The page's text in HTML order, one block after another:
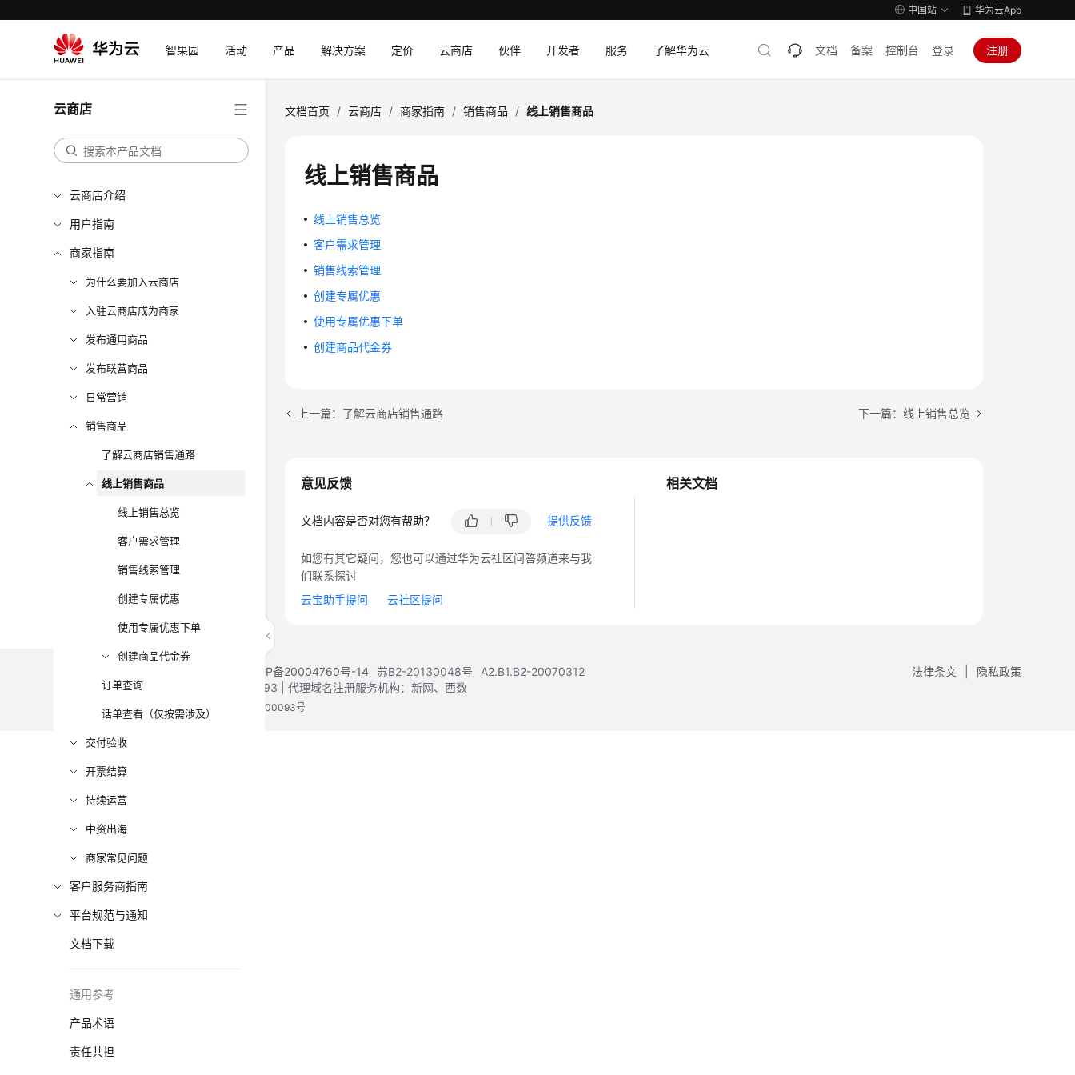
中国站 华为云App
智果园 活动 产品 解决方案 定价 云商店 伙伴 开发者 服务 了解华为云 文档 备案 控制台 登录 注册
云商店
云商店介绍
用户指南
商家指南
为什么要加入云商店
入驻云商店成为商家
发布通用商品
发布联营商品
日常营销
销售商品
了解云商店销售通路
线上销售商品
线上销售总览
客户需求管理
销售线索管理
创建专属优惠
使用专属优惠下单
创建商品代金券
订单查询
话单查看（仅按需涉及）
交付验收
开票结算
持续运营
中资出海
商家常见问题
客户服务商指南
平台规范与通知
文档下载
通用参考
产品术语
责任共担
文档首页 / 云商店 / 商家指南 / 销售商品 / 线上销售商品
线上销售商品
线上销售总览
客户需求管理
销售线索管理
创建专属优惠
使用专属优惠下单
创建商品代金券
上一篇：了解云商店销售通路 下一篇：线上销售总览
相关文档
意见反馈
文档内容是否对您有帮助？ 提供反馈
如您有其它疑问，您也可以通过华为云社区问答频道来与我
们联系探讨
云宝助手提问
云社区提问
法律条文 隐私政策
黔ICP备20004760号-14 苏B2-20130048号
A2.B1.B2-20070312
增值电信业务经营许可证：B1.B2-20200593 | 代理域名注册服务机构：新网、西数
电子营业执照 贵公网安备 52990002000093号